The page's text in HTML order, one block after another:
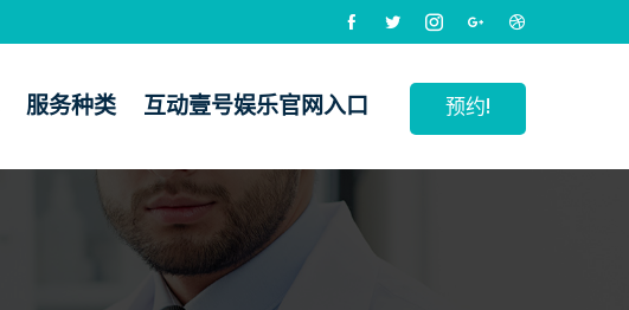
服务种类 互动壹号娱乐官网入口 预约!